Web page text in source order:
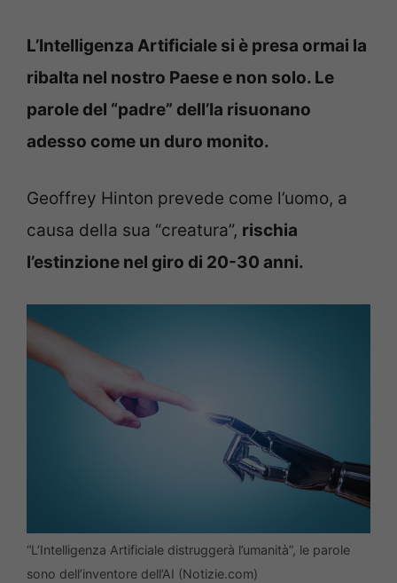
L’Intelligenza Artificiale si è presa ormai la
ribalta nel nostro Paese e non solo. Le
parole del “padre” dell’Ia risuonano
adesso come un duro monito.
Geoffrey Hinton prevede come l’uomo, a
causa della sua “creatura”, rischia
l’estinzione nel giro di 20-30 anni.
“L’Intelligenza Artificiale distruggerà l’umanità”, le parole
sono dell’inventore dell’AI (Notizie.com)